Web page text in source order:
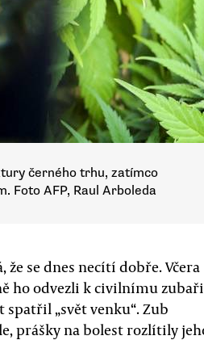
černého trhu, zatímco
Foto AFP, Raul Arboleda
se dnes necítí dobře. Včera
ho odvezli k civilnímu
„svět venku“. Zub
prášky na bolest rozlítily